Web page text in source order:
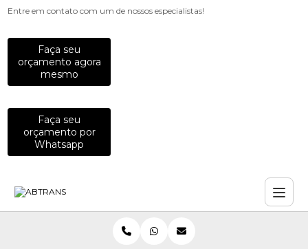
Entre em contato com um de nossos especialistas!
Faça seu
orçamento agora
mesmo
Faça seu
orçamento por
Whatsapp